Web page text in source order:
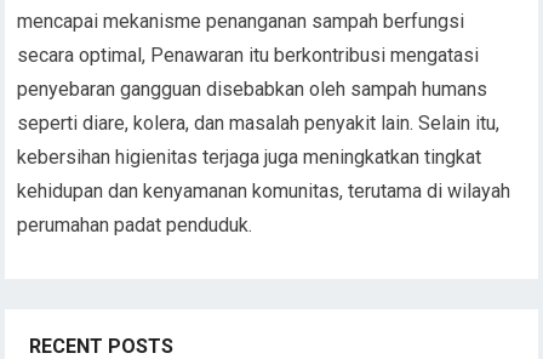
mencapai mekanisme penanganan sampah berfungsi
secara optimal, Penawaran itu berkontribusi mengatasi
penyebaran gangguan disebabkan oleh sampah humans
seperti diare, kolera, dan masalah penyakit lain. Selain itu,
kebersihan higienitas terjaga juga meningkatkan tingkat
kehidupan dan kenyamanan komunitas, terutama di wilayah
perumahan padat penduduk.
RECENT POSTS